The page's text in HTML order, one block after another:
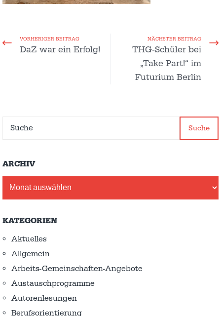
VORHERIGER BEITRAG
DaZ war ein Erfolg!
NÄCHSTER BEITRAG
THG-Schüler bei
„Take Part!“ im
Futurium Berlin
Suche
ARCHIV
KATEGORIEN
Aktuelles
Allgemein
Arbeits-Gemeinschaften-Angebote
Austausch­programme
Autorenlesungen
Berufsorientierung